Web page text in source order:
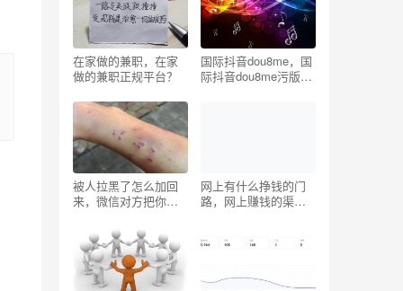
在家做的兼职，在家
做的兼职正规平台？
国际抖音dou8me，国
际抖音dou8me污版破
被人拉黑了怎么加回
来，微信对方把你拉
网上有什么挣钱的门
路，网上赚钱的渠